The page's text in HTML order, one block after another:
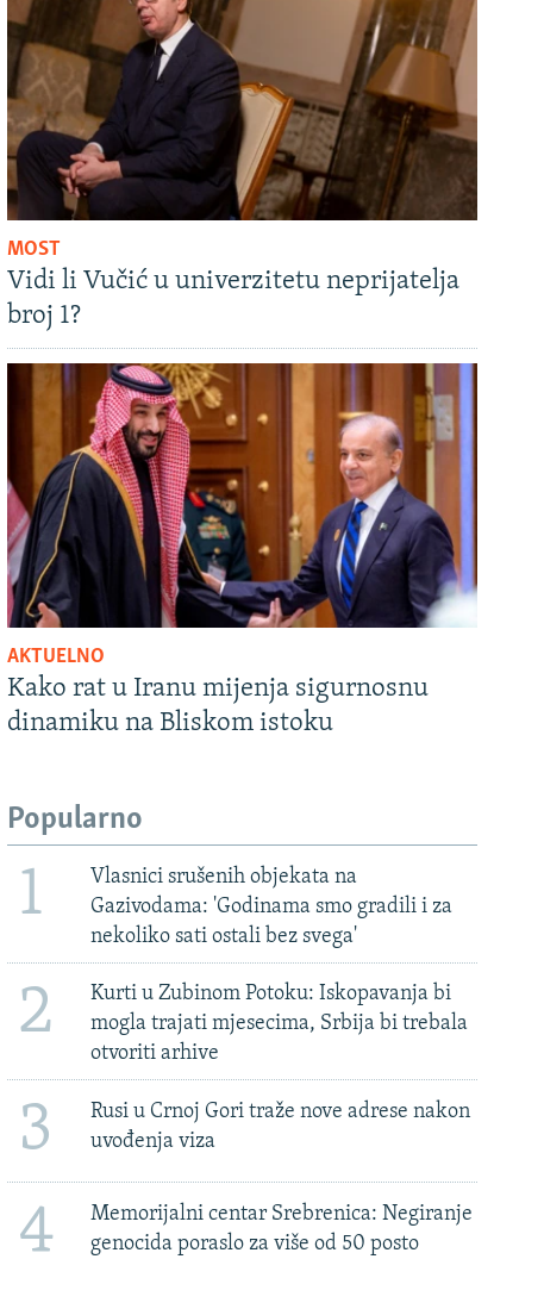
MOST
Vidi li Vučić u univerzitetu neprijatelja
broj 1?
AKTUELNO
Kako rat u Iranu mijenja sigurnosnu
dinamiku na Bliskom istoku
Popularno
1
Vlasnici srušenih objekata na
Gazivodama: 'Godinama smo gradili i za
nekoliko sati ostali bez svega'
2
Kurti u Zubinom Potoku: Iskopavanja bi
mogla trajati mjesecima, Srbija bi trebala
otvoriti arhive
3
Rusi u Crnoj Gori traže nove adrese nakon
uvođenja viza
4
Memorijalni centar Srebrenica: Negiranje
genocida poraslo za više od 50 posto